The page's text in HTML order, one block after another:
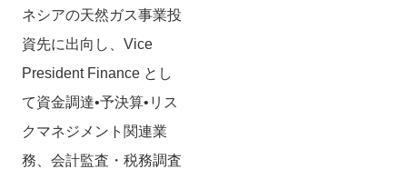
ネシアの天然ガス事業投
資先に出向し、Vice
President Finance とし
て資金調達•予決算•リス
クマネジメント関連業
務、会計監査・税務調査